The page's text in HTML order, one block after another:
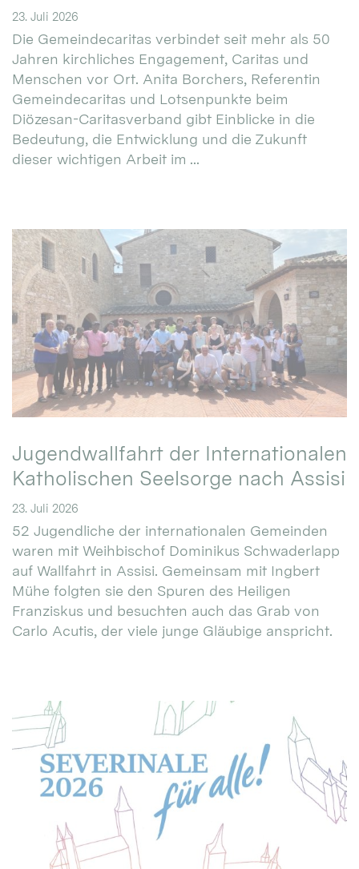
23. Juli 2026
Die Gemeindecaritas verbindet seit mehr als 50
Jahren kirchliches Engagement, Caritas und
Menschen vor Ort. Anita Borchers, Referentin
Gemeindecaritas und Lotsenpunkte beim
Diözesan-Caritasverband gibt Einblicke in die
Bedeutung, die Entwicklung und die Zukunft
dieser wichtigen Arbeit im ...
Jugendwallfahrt der Internationalen
Katholischen Seelsorge nach Assisi
23. Juli 2026
52 Jugendliche der internationalen Gemeinden
waren mit Weihbischof Dominikus Schwaderlapp
auf Wallfahrt in Assisi. Gemeinsam mit Ingbert
Mühe folgten sie den Spuren des Heiligen
Franziskus und besuchten auch das Grab von
Carlo Acutis, der viele junge Gläubige anspricht.